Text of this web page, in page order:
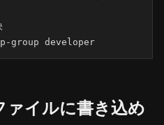
group developer
イルに書き込め